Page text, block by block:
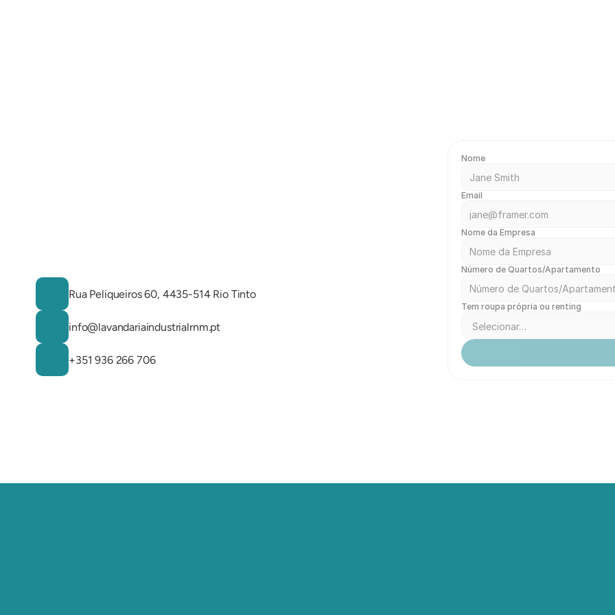
Rua Peliqueiros 60, 4435-514 Rio Tinto
info@lavandariaindustrialrnm.pt
+351 936 266 706
Nome
Email
Nome da Empresa
Número de Quartos/Apartamento
Tem roupa própria ou renting